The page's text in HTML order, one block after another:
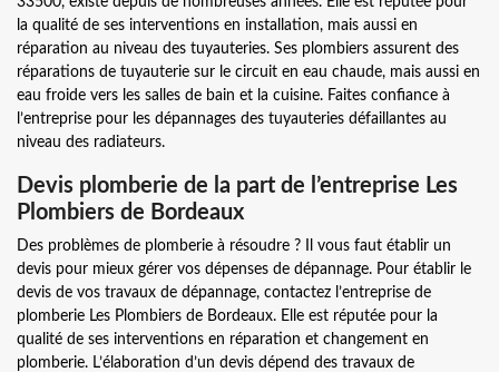
la qualité de ses interventions en installation, mais aussi en
réparation au niveau des tuyauteries. Ses plombiers assurent des
réparations de tuyauterie sur le circuit en eau chaude, mais aussi en
eau froide vers les salles de bain et la cuisine. Faites confiance à
l’entreprise pour les dépannages des tuyauteries défaillantes au
niveau des radiateurs.
Devis plomberie de la part de l’entreprise Les
Plombiers de Bordeaux
Des problèmes de plomberie à résoudre ? Il vous faut établir un
devis pour mieux gérer vos dépenses de dépannage. Pour établir le
devis de vos travaux de dépannage, contactez l’entreprise de
plomberie Les Plombiers de Bordeaux. Elle est réputée pour la
qualité de ses interventions en réparation et changement en
plomberie. L’élaboration d’un devis dépend des travaux de